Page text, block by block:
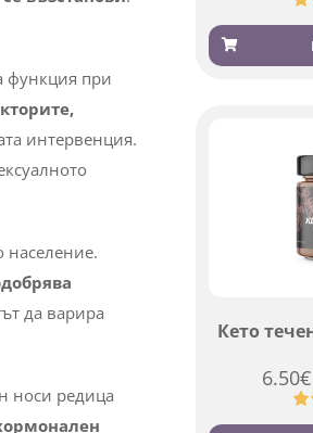
функция при
интервенция.
население.
да варира
носи редица
Кето
6.50€